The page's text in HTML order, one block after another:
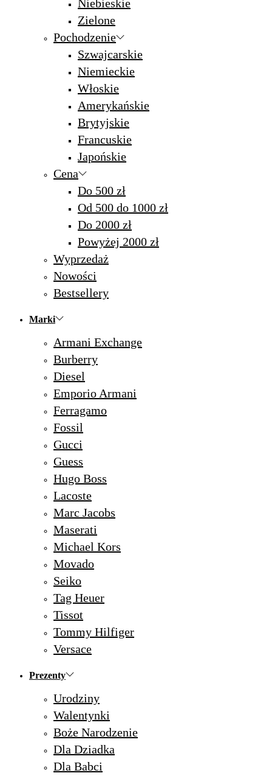
Niebieskie
Zielone
Pochodzenie
Szwajcarskie
Niemieckie
Włoskie
Amerykańskie
Brytyjskie
Francuskie
Japońskie
Cena
Do 500 zł
Od 500 do 1000 zł
Do 2000 zł
Powyżej 2000 zł
Wyprzedaż
Nowości
Bestsellery
Marki
Armani Exchange
Burberry
Diesel
Emporio Armani
Ferragamo
Fossil
Gucci
Guess
Hugo Boss
Lacoste
Marc Jacobs
Maserati
Michael Kors
Movado
Seiko
Tag Heuer
Tissot
Tommy Hilfiger
Versace
Prezenty
Urodziny
Walentynki
Boże Narodzenie
Dla Dziadka
Dla Babci